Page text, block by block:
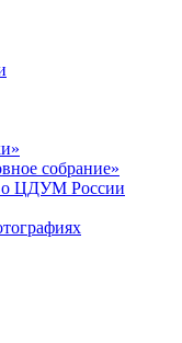
собрание»
о ЦДУМ России